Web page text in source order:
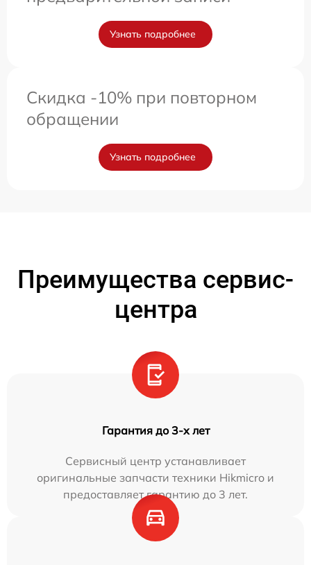
Узнать подробнее
Скидка -10% при повторном
обращении
Узнать подробнее
Преимущества сервис-
центра
Гарантия до 3-х лет
Сервисный центр устанавливает
оригинальные запчасти техники Hikmicro и
предоставляет гарантию до 3 лет.